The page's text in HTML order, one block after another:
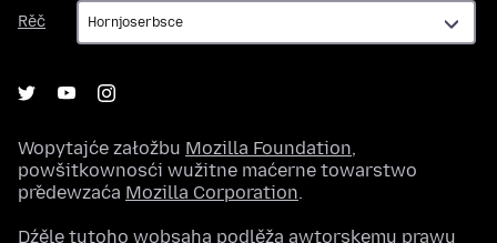
Rěč
Rěč
Wopytajće załožbu Mozilla Foundation,
powšitkownosći wužitne maćerne towarstwo
předewzaća Mozilla Corporation.
Dźěle tutoho wobsaha podlěža awtorskemu prawu